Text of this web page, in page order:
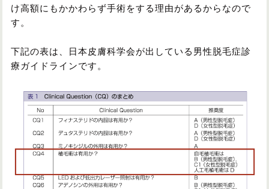
け高額にもかかわらず手術をする理由があるからなので
す。
下記の表は、日本皮膚科学会が出している男性脱毛症診
療ガイドラインです。